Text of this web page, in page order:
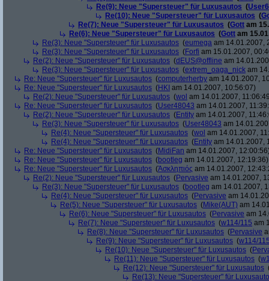
Re(9): Neue "Supersteuer" für Luxusautos (
Re(10): Neue "Supersteuer" für Luxusautos (
Re(7): Neue "Supersteuer" für Luxusautos (Gott am
Re(6): Neue "Supersteuer" für Luxusautos (Gott am
Re(3): Neue "Supersteuer" für Luxusautos (eumega am 14.01.2007,
Re(3): Neue "Supersteuer" für Luxusautos (Forfi am 15.01.2007,
Re(2): Neue "Supersteuer" für Luxusautos (dEUS@offline am
Re(3): Neue "Supersteuer" für Luxusautos (extrem_oaga_nick am
Re: Neue "Supersteuer" für Luxusautos (computerherby am 14.01.2007,
Re: Neue "Supersteuer" für Luxusautos (HKI am 14.01.2007, 10:56:07)
Re(2): Neue "Supersteuer" für Luxusautos (wol am 14.01.2007,
Re: Neue "Supersteuer" für Luxusautos (User48043 am 14.01.2007,
Re(2): Neue "Supersteuer" für Luxusautos (Entity am 14.01.2007,
Re(3): Neue "Supersteuer" für Luxusautos (User48043 am
Re(4): Neue "Supersteuer" für Luxusautos (wol am 14.01.2007,
Re(4): Neue "Supersteuer" für Luxusautos (Entity am 14.01.2007,
Re: Neue "Supersteuer" für Luxusautos (MidiFan am 14.01.2007,
Re: Neue "Supersteuer" für Luxusautos (bootleg am 14.01.2007, 12:19:36)
Re: Neue "Supersteuer" für Luxusautos (Ἀσκληπιός am 14.01.2007,
Re(2): Neue "Supersteuer" für Luxusautos (Pervasive am 14.01.2007,
Re(3): Neue "Supersteuer" für Luxusautos (bootleg am 14.01.2007,
Re(4): Neue "Supersteuer" für Luxusautos (Pervasive am
Re(5): Neue "Supersteuer" für Luxusautos (Mike(AUT) am
Re(6): Neue "Supersteuer" für Luxusautos (Pervasive am
Re(7): Neue "Supersteuer" für Luxusautos (w114/115 am
Re(8): Neue "Supersteuer" für Luxusautos (Pervasive
Re(9): Neue "Supersteuer" für Luxusautos (w114/
Re(10): Neue "Supersteuer" für Luxusautos (
Re(11): Neue "Supersteuer" für Luxusautos (
Re(12): Neue "Supersteuer" für Luxusautos
Re(13): Neue "Supersteuer" für